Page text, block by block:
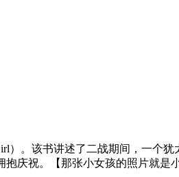
）。该书讲述了二战期间，一个
庆祝。【那张小女孩的照片就是